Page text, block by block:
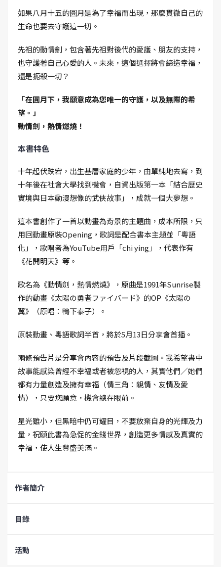
如果八月十五的圓月是為了幸福而出現，那麼貫徹自己的
生命也要去守護這一切。
先祖的動情劍，包含著先祖對後代的愛護、朋友的支持，
也守護著自己心愛的人。未來，這個選擇將會締造幸福，
還是扼殺一切？
「在圓月下，我願意成為您唯一的守護，以及無際的希
望。」
動情劍，熱情燃燒！
本書特色
十年起伏跌宕，出生基層家庭的少年，由單純地去寫，到
十年後在社會大學找到機會，自資出版第一本「結合歷史
實境與日本動漫想像的武俠故事」，成就一個大夢想。
這本書創作了一首以動畫為背景的主題曲，成本所限，只
用回動畫原裝Opening，歌詞是配合書本主題並「粵語
化」，歌唱者為YouTube用戶「chi ying」，代表作有
《花開明天》等。
歌名為《動情劍，熱情燃燒》，原曲是1991年Sunrise製
作的動畫《太陽の勇者ファイバード》的OP《太陽の
翼》（原唱：鴨下泰子）。
原裝動畫、粵語歌詞半首，將於5月13日分享會首播。
兩條預告片是分享會內容的預告及片段截圖。我希望書中
故事能感染曾經不幸福或者被忽視的人，其實他們／她們
都有力量創造及擁有幸福（情三角：親情、友情及愛
情），只要您願意，機會總在眼前。
星光雖小，但黑暗中仍可耀目，不要放棄自身的光輝及力
量，祝願此書為急促的金錢世界，創造更多情感及真實的
幸福，使人生豐盛美滿。
作者簡介
目錄
活動